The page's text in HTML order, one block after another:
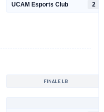
UCAM Esports Club 2
FINALE LB